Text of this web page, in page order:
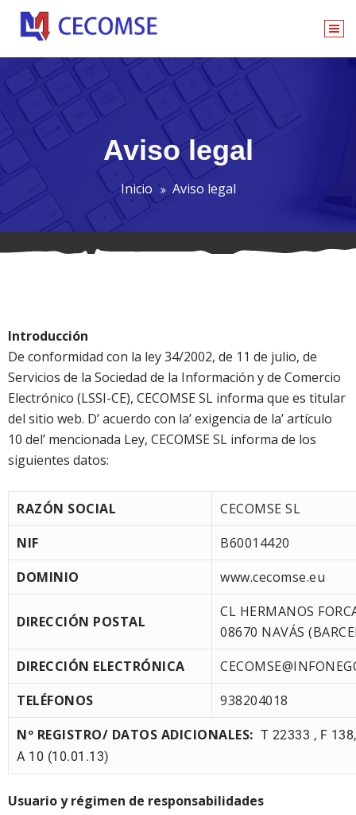
Centrales hidroeléctricas, instalaciones eléctricas,
Aviso legal
Inicio Aviso legal
Introducción
De conformidad con la ley 34/2002, de 11 de julio, de
Servicios de la Sociedad de la Información y de Comercio
Electrónico (LSSI-CE), CECOMSE SL informa que es titular
del sitio web. D’ acuerdo con la’ exigencia de la’ artículo
10 del’ mencionada Ley, CECOMSE SL informa de los
siguientes datos:
RAZÓN SOCIAL
CECOMSE SL
NIF
B60014420
DOMINIO
www.cecomse.eu
DIRECCIÓN POSTAL
CL HERMANOS
08670 NAVÁS
DIRECCIÓN ELECTRÓNICA
TELÉFONOS
938204018
Nº REGISTRO/ DATOS ADICIONALES: T 22333 , F
A 10 (10.01.13)
Usuario y régimen de responsabilidades